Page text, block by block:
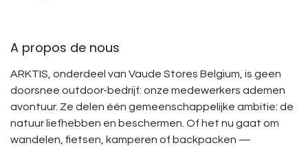
A propos de nous
ARKTIS, onderdeel van Vaude Stores Belgium, is geen
doorsnee outdoor-bedrijf: onze medewerkers ademen
avontuur. Ze delen één gemeenschappelijke ambitie: de
natuur liefhebben en beschermen. Of het nu gaat om
wandelen, fietsen, kamperen of backpacken —